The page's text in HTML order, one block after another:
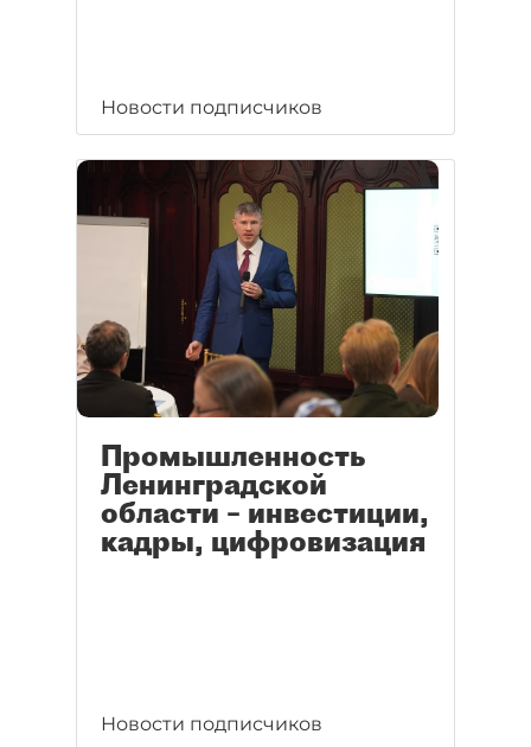
Новости подписчиков
Промышленность
Ленинградской
области – инвестиции,
кадры, цифровизация
Новости подписчиков